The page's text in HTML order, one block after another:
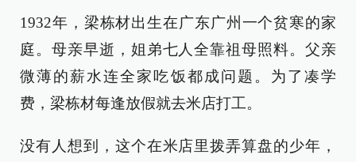
1932年，梁栋材出生在广东广州一个贫寒的家
庭。母亲早逝，姐弟七人全靠祖母照料。父亲
微薄的薪水连全家吃饭都成问题。为了凑学
费，梁栋材每逢放假就去米店打工。
没有人想到，这个在米店里拨弄算盘的少年，